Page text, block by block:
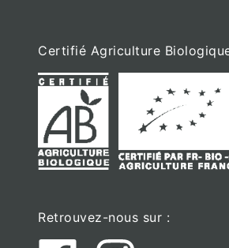
Certifié Agriculture
Retrouvez-nous sur :